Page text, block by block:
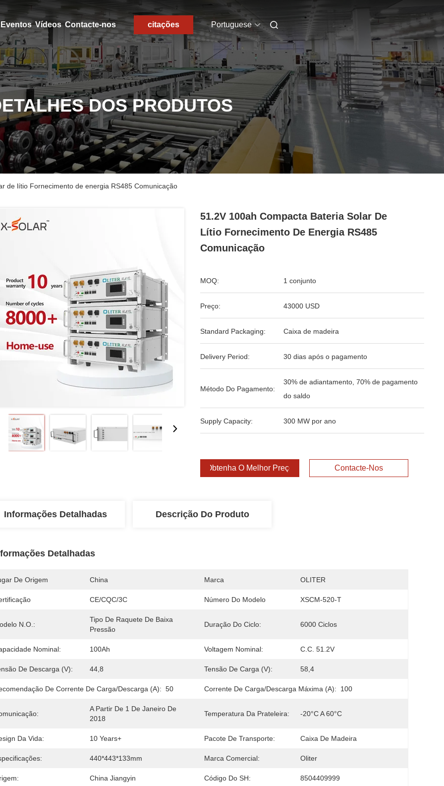
Eventos Vídeos Contacte-nos citações Portuguese
DOS PRODUTOS
de lítio Fornecimento de energia RS485 Comunicação
51.2V 100ah Compacta Bateria Solar De
Lítio Fornecimento De Energia RS485
Comunicação
MOQ: 1 conjunto
Preço: 43000 USD
Standard Packaging: Caixa de madeira
Delivery Period: 30 dias após o pagamento
Método Do Pagamento:
30% de adiantamento, 70% de pagamento
do saldo
Supply Capacity: 300 MW por ano
Obtenha O Melhor Preço Contacte-Nos
Informações Detalhadas Descrição Do Produto
Detalhadas
De Origem China Marca OLITER
CE/CQC/3C Número Do Modelo XSCM-520-T
N.O.:
Tipo De Raquete De Baixa
Pressão
Duração Do Ciclo: 6000 Ciclos
Nominal: 100Ah Voltagem Nominal: C.C. 51.2V
De Descarga (V): 44,8 Tensão De Carga (v): 58,4
De Corrente De Carga/descarga (a): 50 Corrente De Carga/descarga Máxima (a): 100
A Partir De 1 De Janeiro De
2018
Temperatura Da Prateleira: -20°C A 60°C
Da Vida: 10 Years+ Pacote De Transporte: Caixa De Madeira
440*443*133mm Marca Comercial: Oliter
China Jiangyin Código Do SH: 8504409999